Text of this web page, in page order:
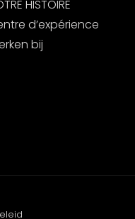
HISTOIRE
d’expérience
bij